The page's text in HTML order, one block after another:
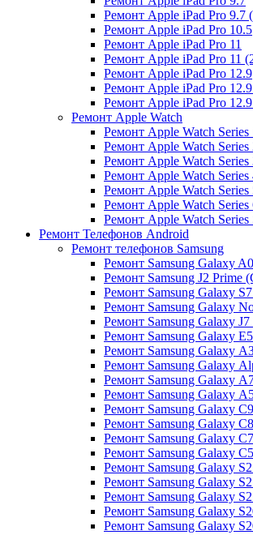
Ремонт Apple iPad Pro 9.7
Ремонт Apple iPad Pro 10.5
Ремонт Apple iPad Pro 11
Ремонт Apple iPad Pro 11
Ремонт Apple iPad Pro 12.9
Ремонт Apple iPad Pro
Ремонт Apple iPad Pro
Ремонт Apple Watch
Ремонт Apple Watch Series
Ремонт Apple Watch Series
Ремонт Apple Watch Series
Ремонт Apple Watch Series
Ремонт Apple Watch Series
Ремонт Apple Watch Series
Ремонт Apple Watch Series
Ремонт Телефонов Android
Ремонт телефонов Samsung
Ремонт Samsung Galaxy
Ремонт Samsung J2 Prime
Ремонт Samsung Galaxу
Ремонт Samsung Galaxу
Ремонт Samsung Galaxу
Ремонт Samsung Galaxу
Ремонт Samsung Galaxу
Ремонт Samsung Galaxу
Ремонт Samsung Galaxу
Ремонт Samsung Galaxу
Ремонт Samsung Galaxy
Ремонт Samsung Galaxy
Ремонт Samsung Galaxy
Ремонт Samsung Galaxy
Ремонт Samsung Galaxy
Ремонт Samsung Galaxy
Ремонт Samsung Galaxy
Ремонт Samsung Galaxy
Ремонт Samsung Galaxy